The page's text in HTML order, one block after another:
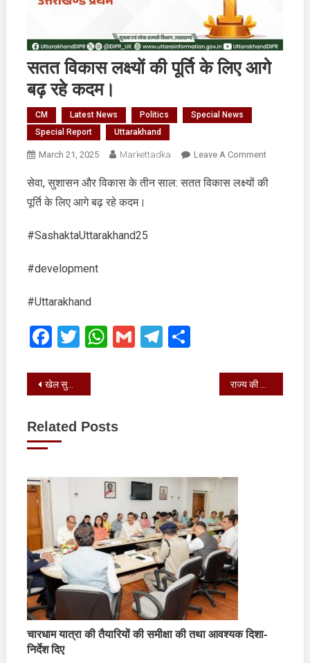
सतत विकास लक्ष्यों की पूर्ति के लिए आगे
बढ़ रहे कदम।
CM Latest News Politics
Special News
Special Report
Uttarakhand
March 21, 2025 Markettadka Leave A CommentOn
विकास
सेवा, सुशासन और विकास के तीन साल: सतत विकास लक्ष्यों की
पूर्ति के लिए आगे बढ़ रहे कदम।
#SashaktaUttarakhand25
#development
#Uttarakhand
Facebook
Twitter
WhatsApp
GmailTelegram
Share
Post
खेल सुविधाओं के विस्तार के लिए प्रतिबद्ध उत्तराखण्ड सरकार
Related Posts
चारधाम यात्रा की तैयारियों की समीक्षा की तथा आवश्यक दिशा-
निर्देश दिए